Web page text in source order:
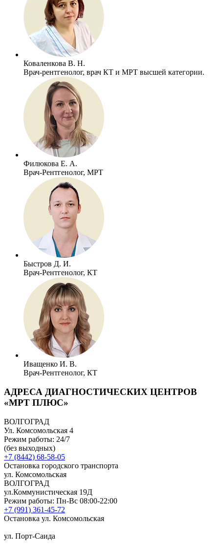
Коваленкова В. Н.
Врач-рентгенолог, врач КТ и МРТ высшей категории.
Филюкова Е. А.
Врач-Рентгенолог, МРТ
Быстров Д. И.
Врач-Рентгенолог, КТ
Иващенко И. В.
Врач-Рентгенолог, КТ
АДРЕСА ДИАГНОСТИЧЕСКИХ ЦЕНТРОВ
«МРТ ПЛЮС»
ВОЛГОГРАД
Ул. Комсомольская 4
Режим работы: 24/7
(без выходных)
+7 (8442) 68-58-05
Остановка городского транспорта
ул. Комсомольская
ВОЛГОГРАД
ул.Коммунистическая 19Д
Режим работы: Пн-Вс 08:00-22:00
+7 (991) 361-45-72
Остановка ул. Комсомольская
ул. Порт-Саида